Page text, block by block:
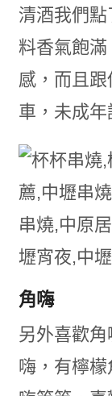
清酒我們
料香氣飽
感，而且
車，未成年
角嗨
另外喜歡
嗨，有檸